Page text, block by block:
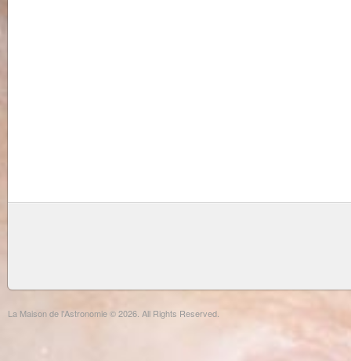
La Maison de l'Astronomie © 2026. All Rights Reserved.